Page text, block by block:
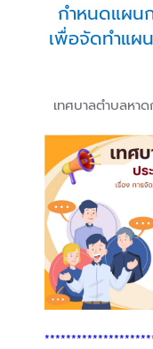
กำหนดแผน
เพื่อจัดทำแ
เทศบาลตำบลหา